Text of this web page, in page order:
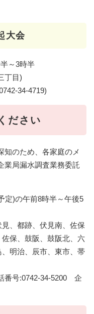
大会
～3時半
丁目)
34-4719)
ださい
知のため、各家庭のメ
業局漏水調査業務委託
)の午前8時半～午後5
、都跡、伏見南、佐保
保、鼓阪、鼓阪北、六
明治、辰市、東市、帯
番号:0742-34-5200 企